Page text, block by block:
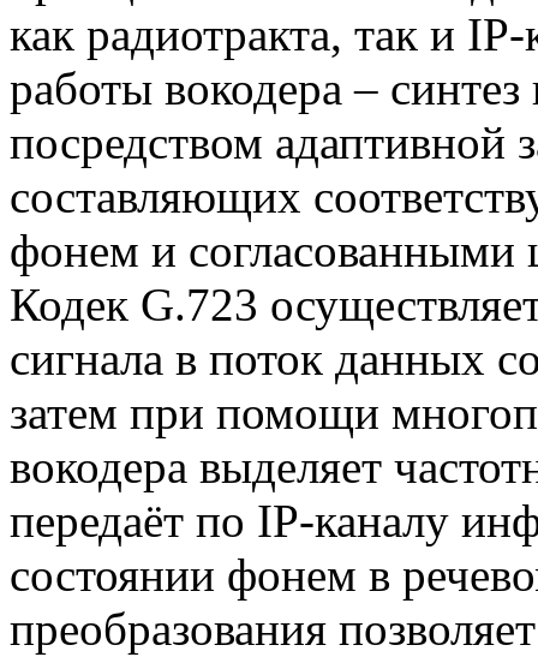
как радиотракта, так и
работы вокодера –
посредством адаптивной
составляющих
фонем и
Кодек G.723
сигнала в поток данных
затем при помощи
вокодера выделяет
передаёт по IP-каналу
состоянии фонем в
преобразования